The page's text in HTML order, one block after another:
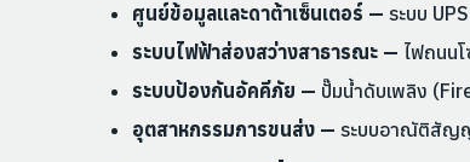
ศูนย์ข้อมูลและดาต้าเซ็นเตอร์ — ระบบ
ระบบไฟฟ้าส่องสว่างสาธารณะ — ไฟถนน
ระบบป้องกันอัคคีภัย — ปั๊มน้ำดับเพลิง
อุตสาหกรรมการขนส่ง — ระบบอาณัติสัญ